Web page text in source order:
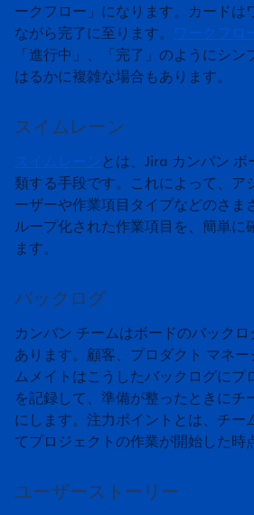
ークフロー」になります。カードは
ながら完了に至ります。
ワークフロ
「進行中」、「完了」のようにシン
はるかに複雑な場合もあります。
スイムレーン
スイムレーン とは、Jira カンバン
類する手段です。これによって、ア
ーザーや作業項目タイプなどのさま
ループ化された作業項目を、簡単に
ます。
バックログ
カンバン チームはボードのバックロ
あります。顧客、プロダクト マネ
ムメイトはこうしたバックログにプ
を記録して、準備が整ったときにチ
にします。注力ポイントとは、チー
てプロジェクトの作業が開始した時
ユーザーストーリー